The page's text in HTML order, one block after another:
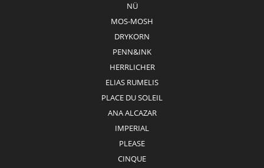
NÜ
MOS-MOSH
DRYKORN
PENN&INK
HERRLICHER
ELIAS RUMELIS
PLACE DU SOLEIL
ANA ALCAZAR
IMPERIAL
PLEASE
CINQUE